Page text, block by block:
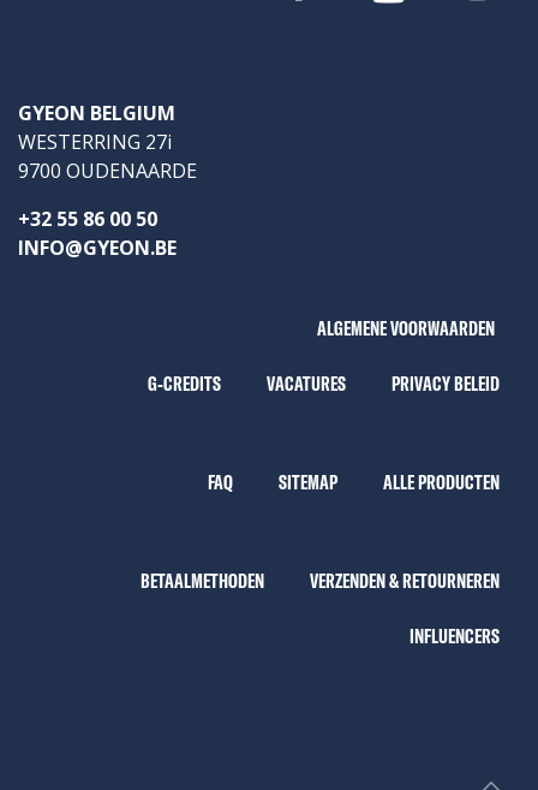
GYEON BELGIUM
WESTERRING 27i
9700 OUDENAARDE
+32 55 86 00 50
INFO@GYEON.BE
ALGEMENE VOORWAARDEN
G-CREDITS VACATURES PRIVACY BELEID
FAQ SITEMAP ALLE PRODUCTEN
BETAALMETHODEN VERZENDEN & RETOURNEREN
INFLUENCERS